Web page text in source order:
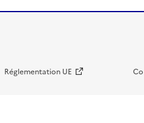
Réglementation UE